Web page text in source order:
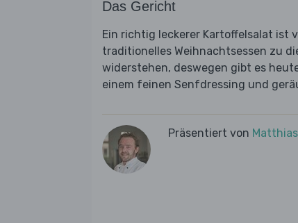
Das Gericht
Ein richtig leckerer Kartoffelsalat ist
traditionelles Weihnachtsessen zu
widerstehen, deswegen gibt es
einem feinen Senfdressing und
Präsentiert von Matthias